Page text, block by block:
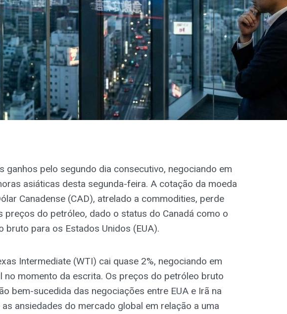
ganhos pelo segundo dia consecutivo, negociando em
asiáticas desta segunda-feira. A cotação da moeda
Canadense (CAD), atrelado a commodities, perde
preços do petróleo, dado o status do Canadá como o
para os Estados Unidos (EUA).
Intermediate (WTI) cai quase 2%, negociando em
no momento da escrita. Os preços do petróleo bruto
bem-sucedida das negociações entre EUA e Irã na
ansiedades do mercado global em relação a uma